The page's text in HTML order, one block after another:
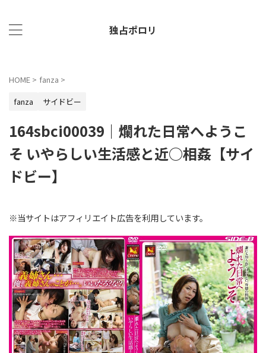
独占ポロリ
HOME > fanza >
fanza
サイドビー
164sbci00039｜爛れた日常へようこ
そ いやらしい生活感と近○相姦【サイ
ドビー】
※当サイトはアフィリエイト広告を利用しています。